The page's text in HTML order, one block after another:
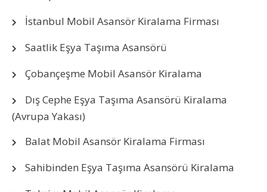
İstanbul Mobil Asansör Kiralama Firması
Saatlik Eşya Taşıma Asansörü
Çobançeşme Mobil Asansör Kiralama
Dış Cephe Eşya Taşıma Asansörü Kiralama
(Avrupa Yakası)
Balat Mobil Asansör Kiralama Firması
Sahibinden Eşya Taşıma Asansörü Kiralama